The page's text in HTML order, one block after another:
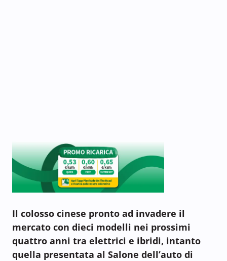
Il colosso cinese pronto ad invadere il
mercato con dieci modelli nei prossimi
quattro anni tra elettrici e ibridi, intanto
quella presentata al Salone dell’auto di